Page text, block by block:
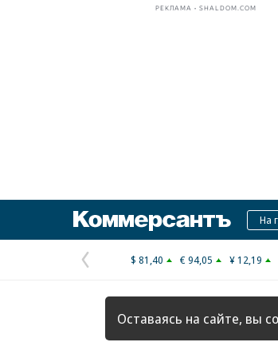
РЕКЛАМА • SHALDOM.COM
Коммерсантъ
На
Предыдущая
страница
$ 81,40 € 94,05 ¥ 12,19
Оставаясь на сайте, вы